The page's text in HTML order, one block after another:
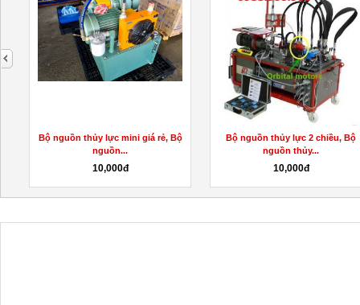
Bộ nguồn thủy lực mini giá rẻ, Bộ
nguồn...
10,000đ
Bộ nguồn thủy lực 2 chiều, Bộ
nguồn thủy...
10,000đ
next